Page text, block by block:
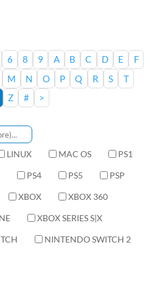
6 8 9 A B C D E
F
M N O P Q R S
T
Z # >
LINUX MAC OS PS1
PS4 PS5 PSP
XBOX XBOX 360
XBOX SERIES S|X
NINTENDO SWITCH 2